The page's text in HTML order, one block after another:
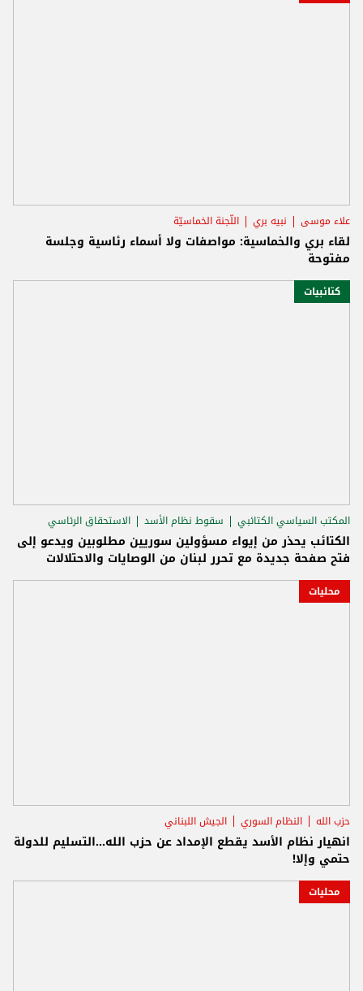
علاء موسى نبيه بري اللّجنة الخماسيّة
لقاء بري والخماسية: مواصفات ولا أسماء رئاسية وجلسة
مفتوحة
كتائبيات
المكتب السياسي الكتائبي سقوط نظام الأسد الاستحقاق الرئاسي
الكتائب يحذر من إيواء مسؤولين سوريين مطلوبين ويدعو إلى
فتح صفحة جديدة مع تحرر لبنان من الوصايات والاحتلالات
محليات
حزب الله النظام السوري الجيش اللبناني
انهيار نظام الأسد يقطع الإمداد عن حزب الله...التسليم للدولة
حتمي وإلا!
محليات